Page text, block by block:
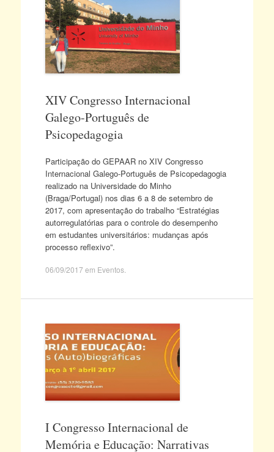
XIV Congresso Internacional
Galego-Português de
Psicopedagogia
Participação do GEPAAR no XIV Congresso
Internacional Galego-Português de Psicopedagogia
realizado na Universidade do Minho
(Braga/Portugal) nos dias 6 a 8 de setembro de
2017, com apresentação do trabalho “Estratégias
autorregulatórias para o controle do desempenho
em estudantes universitários: mudanças após
processo reflexivo”.
06/09/2017 em Eventos.
I Congresso Internacional de
Memória e Educação: Narrativas